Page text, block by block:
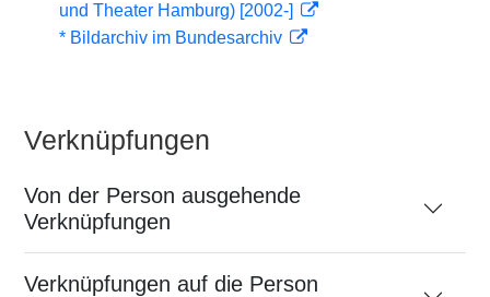
und Theater Hamburg) [2002-]
* Bildarchiv im Bundesarchiv
Verknüpfungen
Von der Person ausgehende
Verknüpfungen
Verknüpfungen auf die Person